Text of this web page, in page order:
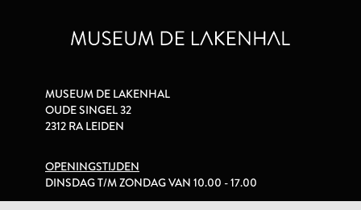
MUSEUM DE LAKENHAL
OUDE SINGEL 32
2312 RA LEIDEN
OPENINGSTIJDEN
DINSDAG T/M ZONDAG VAN 10.00 - 17.00